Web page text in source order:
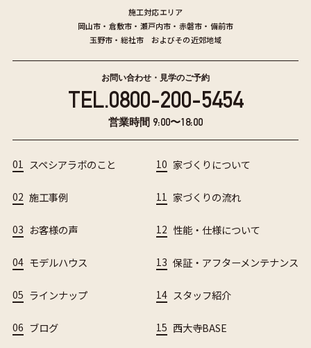
施工対応エリア
岡山市 ・ 倉敷市 ・ 瀬戸内市 ・ 赤磐市 ・ 備前市
玉野市 ・ 総社市 およびその近郊地域
お問い合わせ・見学のご予約
TEL.0800-200-5454
営業時間 9:00〜18:00
01 スペシアラボのこと
02 施工事例
03 お客様の声
04 モデルハウス
05 ラインナップ
06 ブログ
10 家づくりについて
11 家づくりの流れ
12 性能・仕様について
13 保証・アフターメンテナンス
14 スタッフ紹介
15 西大寺BASE